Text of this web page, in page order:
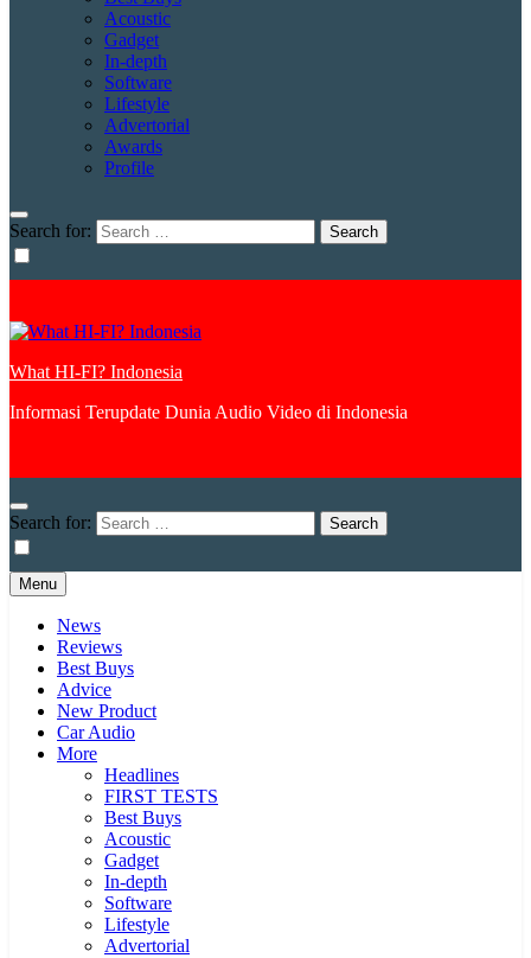
Acoustic
Gadget
In-depth
Software
Lifestyle
Advertorial
Awards
Profile
Search for:
What HI-FI? Indonesia
Informasi Terupdate Dunia Audio Video di Indonesia
Search for:
Menu
News
Reviews
Best Buys
Advice
New Product
Car Audio
More
Headlines
FIRST TESTS
Best Buys
Acoustic
Gadget
In-depth
Software
Lifestyle
Advertorial